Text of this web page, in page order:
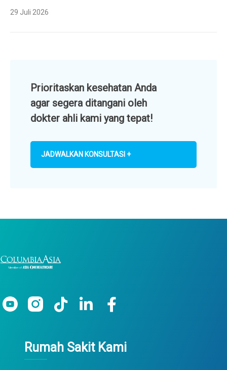
29 Juli 2026
Prioritaskan kesehatan Anda
agar segera ditangani oleh
dokter ahli kami yang tepat!
JADWALKAN KONSULTASI +
Rumah Sakit Kami